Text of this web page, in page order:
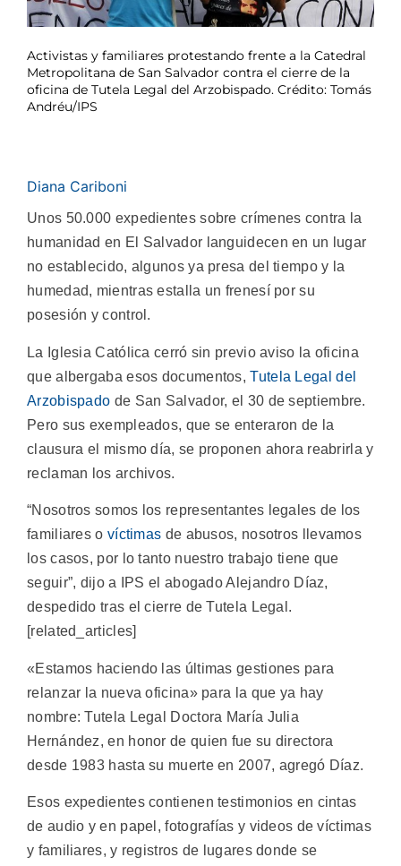
Activistas y familiares protestando frente a la Catedral
Metropolitana de San Salvador contra el cierre de la
oficina de Tutela Legal del Arzobispado. Crédito: Tomás
Andréu/IPS
Diana Cariboni
Unos 50.000 expedientes sobre crímenes contra la
humanidad en El Salvador languidecen en un lugar
no establecido, algunos ya presa del tiempo y la
humedad, mientras estalla un frenesí por su
posesión y control.
La Iglesia Católica cerró sin previo aviso la oficina
que albergaba esos documentos,Tutela Legal del
Arzobispado de San Salvador, el 30 de septiembre.
Pero sus exempleados, que se enteraron de la
clausura el mismo día, se proponen ahora reabrirla y
reclaman los archivos.
“Nosotros somos los representantes legales de los
familiares o víctimas de abusos, nosotros llevamos
los casos, por lo tanto nuestro trabajo tiene que
seguir”, dijo a IPS el abogado Alejandro Díaz,
despedido tras el cierre de Tutela Legal.
[related_articles]
«Estamos haciendo las últimas gestiones para
relanzar la nueva oficina» para la que ya hay
nombre: Tutela Legal Doctora María Julia
Hernández, en honor de quien fue su directora
desde 1983 hasta su muerte en 2007, agregó Díaz.
Esos expedientes contienen testimonios en cintas
de audio y en papel, fotografías y videos de víctimas
y familiares, y registros de lugares donde se